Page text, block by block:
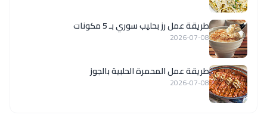
طريقة عمل رز بحليب سوري بـ 5 مكونات
2026-07-08
طريقة عمل المحمرة الحلبية بالجوز
2026-07-08